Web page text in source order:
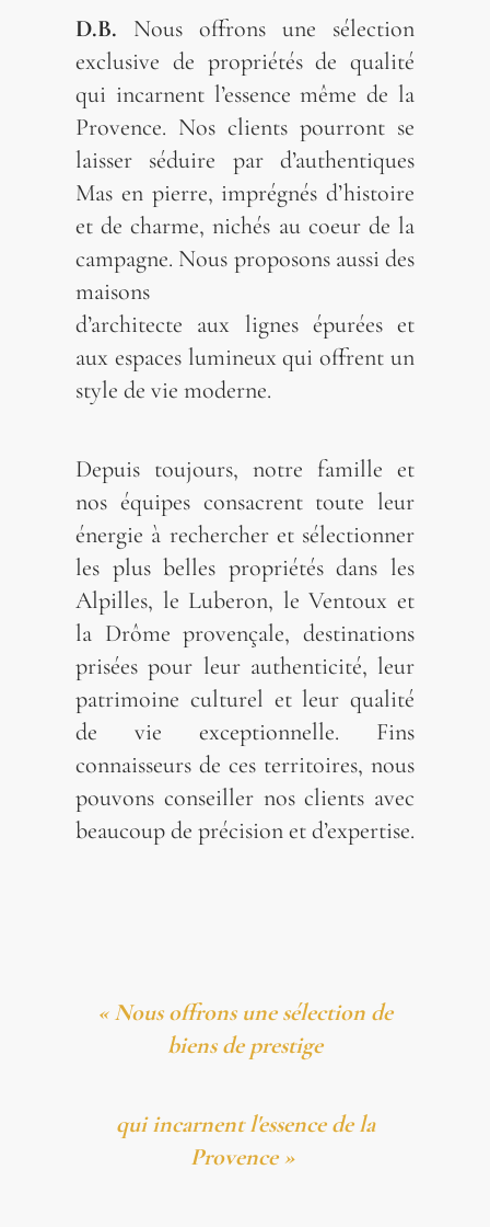
D.B. Nous offrons une sélection
exclusive de propriétés de qualité
qui incarnent l’essence même de la
Provence. Nos clients pourront se
laisser séduire par d’authentiques
Mas en pierre, imprégnés d’histoire
et de charme, nichés au coeur de la
campagne. Nous proposons aussi des
maisons
d’architecte aux lignes épurées et
aux espaces lumineux qui offrent un
style de vie moderne.
Depuis toujours, notre famille et
nos équipes consacrent toute leur
énergie à rechercher et sélectionner
les plus belles propriétés dans les
Alpilles, le Luberon, le Ventoux et
la Drôme provençale, destinations
prisées pour leur authenticité, leur
patrimoine culturel et leur qualité
de vie exceptionnelle. Fins
connaisseurs de ces territoires, nous
pouvons conseiller nos clients avec
beaucoup de précision et d’expertise.
« Nous offrons une sélection de
biens de prestige
qui incarnentl'essence de la
Provence »